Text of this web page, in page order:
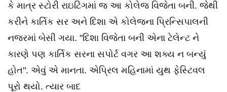
કે માત્ર સ્ટોરી રાઇટિંગમાં જ આ કોલેજ વિજેતા બની. જેથી
કરીને કાર્તિક સર અને દિશા એ કોલેજના પ્રિન્સિપાલની
નજરમાં બેસી ગયા. "દિશા વિજેતા બની એના ટેલેન્ટ ને
કારણે પણ કાર્તિક સરના સપોર્ટ વગર આ શક્ય ન બન્યું
હોત". એવું એ માનતા. એપ્રિલ મહિનામાં યુથ ફેસ્ટિવલ
પૂરો થયો. ત્યાર બાદ